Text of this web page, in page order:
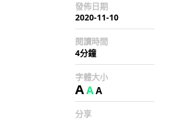
發佈日期
2020-11-10
閱讀時間
4分鐘
字體大小
AAA
分享